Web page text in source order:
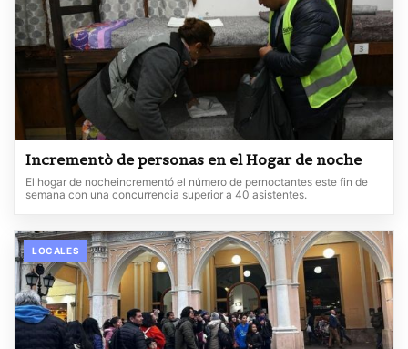
Incrementò de personas en el Hogar de noche
El hogar de nocheincrementó el número de pernoctantes este fin de
semana con una concurrencia superior a 40 asistentes.
LOCALES